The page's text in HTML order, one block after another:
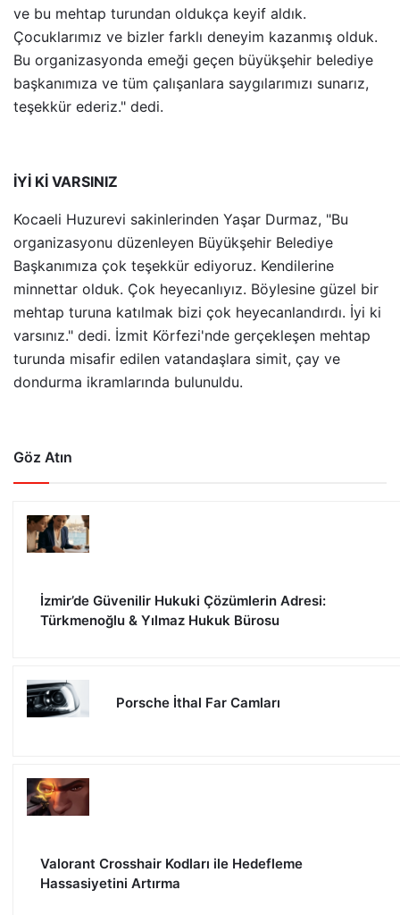
ve bu mehtap turundan oldukça keyif aldık.
Çocuklarımız ve bizler farklı deneyim kazanmış olduk.
Bu organizasyonda emeği geçen büyükşehir belediye
başkanımıza ve tüm çalışanlara saygılarımızı sunarız,
teşekkür ederiz." dedi.
İYİ Kİ VARSINIZ
Kocaeli Huzurevi sakinlerinden Yaşar Durmaz, "Bu
organizasyonu düzenleyen Büyükşehir Belediye
Başkanımıza çok teşekkür ediyoruz. Kendilerine
minnettar olduk. Çok heyecanlıyız. Böylesine güzel bir
mehtap turuna katılmak bizi çok heyecanlandırdı. İyi ki
varsınız." dedi. İzmit Körfezi'nde gerçekleşen mehtap
turunda misafir edilen vatandaşlara simit, çay ve
dondurma ikramlarında bulunuldu.
Göz Atın
İzmir’de Güvenilir Hukuki Çözümlerin Adresi:
Türkmenoğlu & Yılmaz Hukuk Bürosu
Porsche İthal Far Camları
Valorant Crosshair Kodları ile Hedefleme
Hassasiyetini Artırma